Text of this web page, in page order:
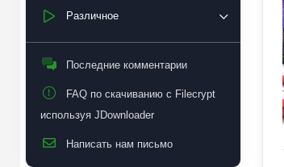
Различное
Последние комментарии
FAQ по скачиванию с Filecrypt
используя JDownloader
Написать нам письмо